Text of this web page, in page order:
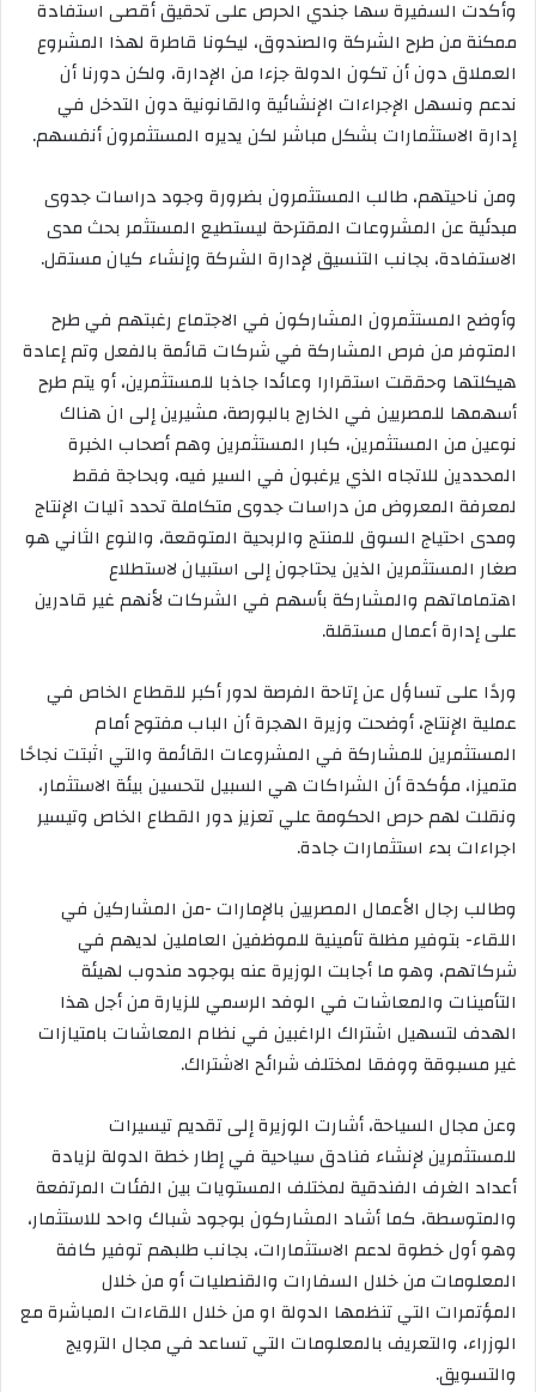
وأكدت السفيرة سها جندي الحرص على تحقيق أقصى استفادة
ممكنة من طرح الشركة والصندوق، ليكونا قاطرة لهذا المشروع
العملاق دون أن تكون الدولة جزءا من الإدارة، ولكن دورنا أن
ندعم ونسهل الإجراءات الإنشائية والقانونية دون التدخل في
إدارة الاستثمارات بشكل مباشر لكن يديره المستثمرون أنفسهم.
ومن ناحيتهم، طالب المستثمرون بضرورة وجود دراسات جدوى
مبدئية عن المشروعات المقترحة ليستطيع المستثمر بحث مدى
الاستفادة، بجانب التنسيق لإدارة الشركة وإنشاء كيان مستقل.
وأوضح المستثمرون المشاركون في الاجتماع رغبتهم في طرح
المتوفر من فرص المشاركة في شركات قائمة بالفعل وتم إعادة
هيكلتها وحققت استقرارا وعائدا جاذبا للمستثمرين، أو يتم طرح
أسهمها للمصريين في الخارج بالبورصة، مشيرين إلى ان هناك
نوعين من المستثمرين، كبار المستثمرين وهم أصحاب الخبرة
المحددين للاتجاه الذي يرغبون في السير فيه، وبحاجة فقط
لمعرفة المعروض من دراسات جدوى متكاملة تحدد آليات الإنتاج
ومدى احتياج السوق للمنتج والربحية المتوقعة، والنوع الثاني هو
صغار المستثمرين الذين يحتاجون إلى استبيان لاستطلاع
اهتماماتهم والمشاركة بأسهم في الشركات لأنهم غير قادرين
على إدارة أعمال مستقلة.
وردًا على تساؤل عن إتاحة الفرصة لدور أكبر للقطاع الخاص في
عملية الإنتاج، أوضحت وزيرة الهجرة أن الباب مفتوح أمام
المستثمرين للمشاركة في المشروعات القائمة والتي اثبتت نجاحًا
متميزا، مؤكدة أن الشراكات هي السبيل لتحسين بيئة الاستثمار،
ونقلت لهم حرص الحكومة علي تعزيز دور القطاع الخاص وتيسير
اجراءات بدء استثمارات جادة.
وطالب رجال الأعمال المصريين بالإمارات -من المشاركين في
اللقاء- بتوفير مظلة تأمينية للموظفين العاملين لديهم في
شركاتهم، وهو ما أجابت الوزيرة عنه بوجود مندوب لهيئة
التأمينات والمعاشات في الوفد الرسمي للزيارة من أجل هذا
الهدف لتسهيل اشتراك الراغبين في نظام المعاشات بامتيازات
غير مسبوقة ووفقا لمختلف شرائح الاشتراك.
وعن مجال السياحة، أشارت الوزيرة إلى تقديم تيسيرات
للمستثمرين لإنشاء فنادق سياحية في إطار خطة الدولة لزيادة
أعداد الغرف الفندقية لمختلف المستويات بين الفئات المرتفعة
والمتوسطة، كما أشاد المشاركون بوجود شباك واحد للاستثمار،
وهو أول خطوة لدعم الاستثمارات، بجانب طلبهم توفير كافة
المعلومات من خلال السفارات والقنصليات أو من خلال
المؤتمرات التي تنظمها الدولة او من خلال اللقاءات المباشرة مع
الوزراء، والتعريف بالمعلومات التي تساعد في مجال الترويج
والتسويق.